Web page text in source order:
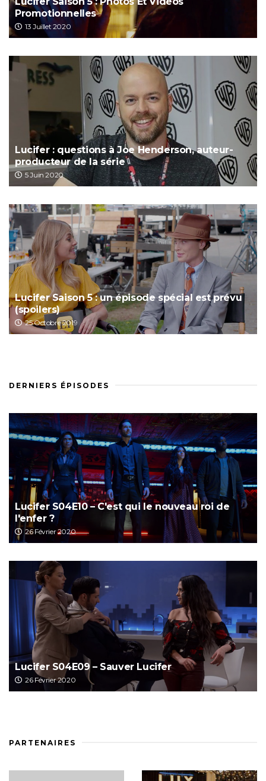
Promotionnelles
13 Juillet 2020
Lucifer : questions à Joe Henderson, auteur-
producteur de la série
5 Juin 2020
Lucifer Saison 5 : un épisode spécial est prévu
(spoilers)
25 Octobre 2019
DERNIERS ÉPISODES
Lucifer S04E10 – C'est qui le nouveau roi de
l'enfer ?
26 Février 2020
Lucifer S04E09 – Sauver Lucifer
26 Février 2020
PARTENAIRES